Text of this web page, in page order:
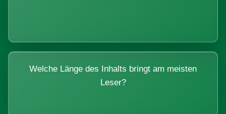
Welche Länge des Inhalts bringt am meisten
Leser?